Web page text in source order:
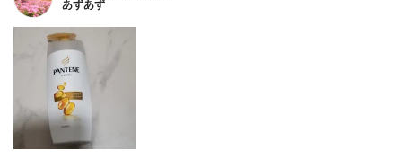
あずあず